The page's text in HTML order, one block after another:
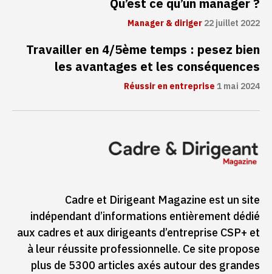
Qu’est ce qu’un manager ?
Manager & diriger22 juillet 2022
Travailler en 4/5ème temps : pesez bien
les avantages et les conséquences
Réussir en entreprise1 mai 2024
Cadre et Dirigeant Magazine est un site
indépendant d’informations entièrement dédié
aux cadres et aux dirigeants d’entreprise CSP+ et
à leur réussite professionnelle. Ce site propose
plus de 5300 articles axés autour des grandes